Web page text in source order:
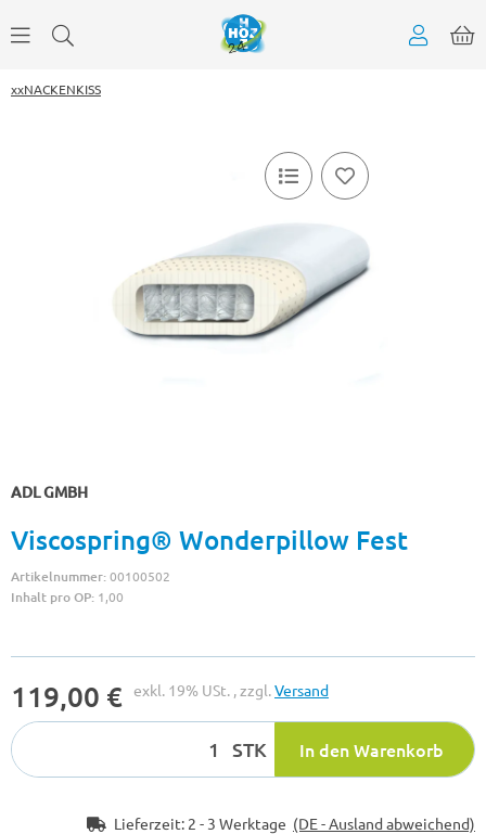
xxNACKENKISS
ADL GMBH
Viscospring® Wonderpillow Fest
Artikelnummer:00100502
Inhalt pro OP: 1,00
119,00 € exkl. 19% USt. , zzgl.Versand
STK In den Warenkorb
Lieferzeit: 2 - 3 Werktage (DE - Ausland abweichend)